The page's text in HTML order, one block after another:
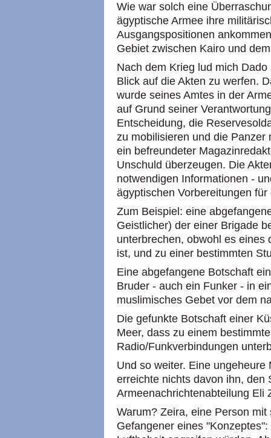
Wie war solch eine
ägyptische Armee ihre
Ausgangspositionen
Gebiet zwischen Kairo und
Nach dem Krieg lud mich
Blick auf die Akten zu werfen.
wurde seines Amtes in der
auf Grund seiner
Entscheidung, die
zu mobilisieren und die
ein befreundeter
Unschuld überzeugen. Die
notwendigen Informationen -
ägyptischen Vorbereitungen
Zum Beispiel: eine
Geistlicher) der einer Brigade
unterbrechen, obwohl es eines
ist, und zu einer bestimmten
Eine abgefangene Botschaft
Bruder - auch ein Funker - in
muslimisches Gebet vor dem
Die gefunkte Botschaft einer
Meer, dass zu einem
Radio/Funkverbindungen
Und so weiter. Eine
erreichte nichts davon ihn, den
Armeenachrichtenabteilung Eli
Warum? Zeira, eine Person
Gefangener eines